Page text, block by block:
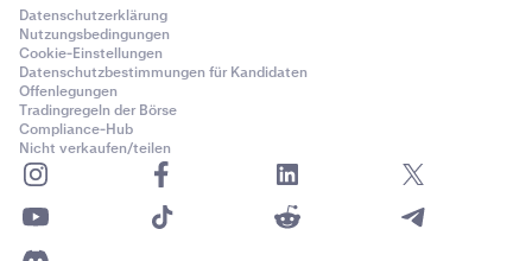
Datenschutzerklärung
Nutzungsbedingungen
Cookie-Einstellungen
Datenschutzbestimmungen für Kandidaten
Offenlegungen
Tradingregeln der Börse
Compliance-Hub
Nicht verkaufen/teilen